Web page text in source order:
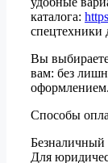
каталога:
спецтехники
Вы
вам: без
оформлением.
Способы
Безналичный
Для